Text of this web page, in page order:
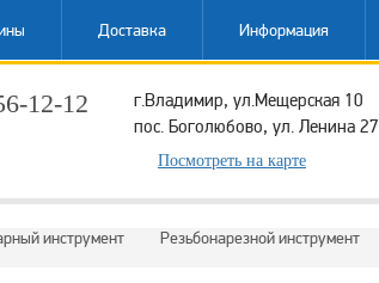
Доставка Информация
12-12
г.Владимир, ул.Мещерская 10
пос. Боголюбово, ул. Ленина 27
Посмотреть на карте
инструмент Резьбонарезной инструмент